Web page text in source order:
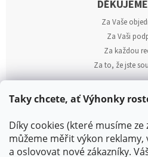
Taky chcete, ať Výhonky
Díky cookies (které musíme ze
můžeme měřit výkon reklamy,
a oslovovat nové zákazníky.
Za Vaše
Za Vaši
Za každou
Za to, že jste